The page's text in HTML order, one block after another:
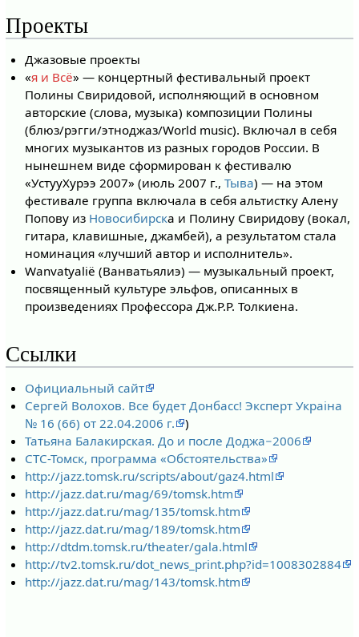
Проекты
Джазовые проекты
«я и Всё» — концертный фестивальный проект
Полины Свиридовой, исполняющий в основном
авторские (слова, музыка) композиции Полины
(блюз/рэгги/этноджаз/World music). Включал в себя
многих музыкантов из разных городов России. В
нынешнем виде сформирован к фестивалю
«УстууХурээ 2007» (июль 2007 г.,Тыва) — на этом
фестивале группа включала в себя альтистку Алену
Попову из Новосибирска и Полину Свиридову (вокал,
гитара, клавишные, джамбей), а результатом стала
номинация «лучший автор и исполнитель».
Wanvatyaliё (Ванватьялиэ) — музыкальный проект,
посвященный культуре эльфов, описанных в
произведениях Профессора Дж.Р.Р. Толкиена.
Ссылки
Официальный сайт
Сергей Волохов. Все будет Донбасс! Эксперт Украiна
№ 16 (66) от 22.04.2006 г.
)
Татьяна Балакирская. До и после Доджа−2006
СТС-Томск, программа «Обстоятельства»
http://jazz.tomsk.ru/scripts/about/gaz4.html
http://jazz.dat.ru/mag/69/tomsk.htm
http://jazz.dat.ru/mag/135/tomsk.htm
http://jazz.dat.ru/mag/189/tomsk.htm
http://dtdm.tomsk.ru/theater/gala.html
http://tv2.tomsk.ru/dot_news_print.php?id=1008302884
http://jazz.dat.ru/mag/143/tomsk.htm